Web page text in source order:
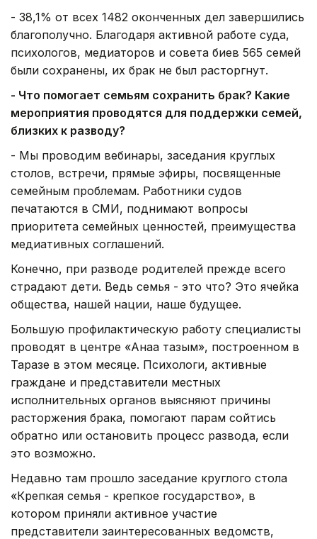
- 38,1% от всех 1482 оконченных дел завершились
благополучно. Благодаря активной работе суда,
психологов, медиаторов и совета биев 565 семей
были сохранены, их брак не был расторгнут.
- Что помогает семьям сохранить брак? Какие
мероприятия проводятся для поддержки семей,
близких к разводу?
- Мы проводим вебинары, заседания круглых
столов, встречи, прямые эфиры, посвященные
семейным проблемам. Работники судов
печатаются в СМИ, поднимают вопросы
приоритета семейных ценностей, преимущества
медиативных соглашений.
Конечно, при разводе родителей прежде всего
страдают дети. Ведь семья - это что? Это ячейка
общества, нашей нации, наше будущее.
Большую профилактическую работу специалисты
проводят в центре «Анаға тағзым», построенном в
Таразе в этом месяце. Психологи, активные
граждане и представители местных
исполнительных органов выясняют причины
расторжения брака, помогают парам сойтись
обратно или остановить процесс развода, если
это возможно.
Недавно там прошло заседание круглого стола
«Крепкая семья - крепкое государство», в
котором приняли активное участие
представители заинтересованных ведомств,